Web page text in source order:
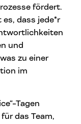
fördert.
dass jede*r
und
zu einer
im
Tagen
das Team,